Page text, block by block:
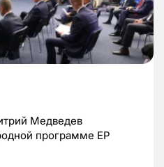
Медведев
программе ЕР